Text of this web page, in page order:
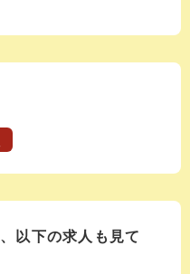
以下の求人も見て